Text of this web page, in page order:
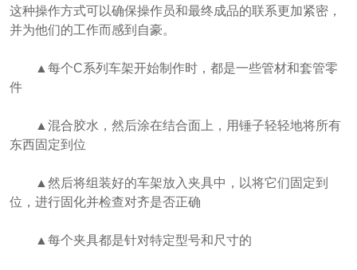
这种操作方式可以确保操作员和最终成品的联系更加紧密，
并为他们的工作而感到自豪。
▲每个C系列车架开始制作时，都是一些管材和套管零
件
▲混合胶水，然后涂在结合面上，用锤子轻轻地将所有
东西固定到位
▲然后将组装好的车架放入夹具中，以将它们固定到
位，进行固化并检查对齐是否正确
▲每个夹具都是针对特定型号和尺寸的